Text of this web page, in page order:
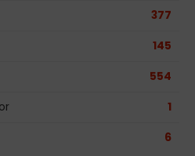
377
145
554
1
6